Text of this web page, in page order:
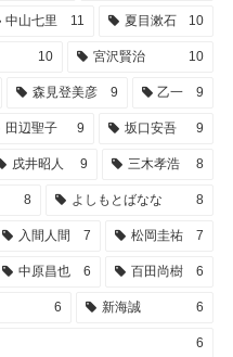
中山七里 11 夏目漱石 10
10 宮沢賢治 10
森見登美彦 9 乙一 9
田辺聖子 9 坂口安吾 9
戌井昭人 9 三木孝浩 8
8 よしもとばなな 8
入間人間 7 松岡圭祐 7
中原昌也 6 百田尚樹 6
6 新海誠 6
6